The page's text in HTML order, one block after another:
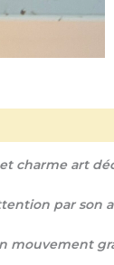
charme art
par son
mouvement